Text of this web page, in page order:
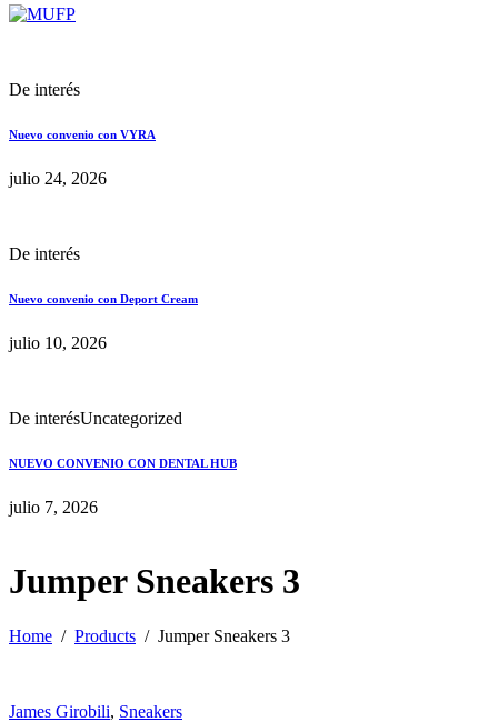
De interés
Nuevo convenio con VYRA
julio 24, 2026
De interés
Nuevo convenio con Deport Cream
julio 10, 2026
De interésUncategorized
NUEVO CONVENIO CON DENTAL HUB
julio 7, 2026
Jumper Sneakers 3
Home Products Jumper Sneakers 3
James Girobili, Sneakers